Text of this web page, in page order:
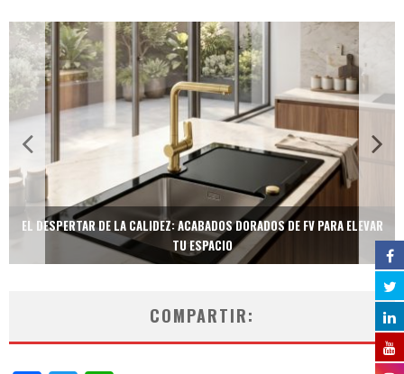
EL DESPERTAR DE LA CALIDEZ: ACABADOS DORADOS DE FV PARA ELEVAR
TU ESPACIO
COMPARTIR: